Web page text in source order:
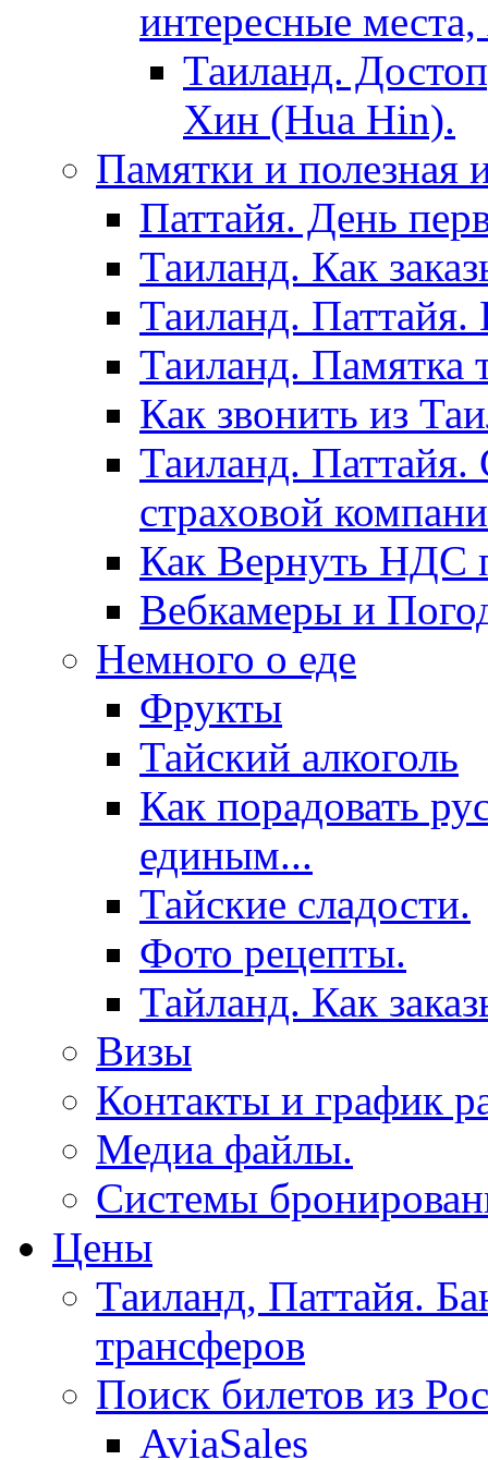
интересные
Таиланд.
Хин (Hua Hin).
Памятки и полезная
Паттайя. День
Таиланд. Как
Таиланд.
Таиланд. Памятка
Как звонить из
Таиланд. Паттайя.
страховой
Как Вернуть НДС
Вебкамеры и
Немного о еде
Фрукты
Тайский алкоголь
Как порадовать
единым...
Тайские сладости.
Фото рецепты.
Тайланд. Как
Визы
Контакты и график
Медиа файлы.
Системы
Цены
Таиланд, Паттайя.
трансферов
Поиск билетов из
AviaSales